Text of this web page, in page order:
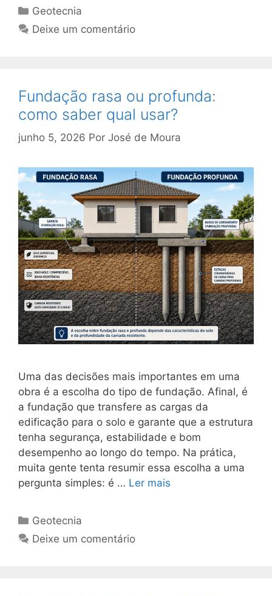
Geotecnia
Deixe um comentário
Fundação rasa ou profunda:
como saber qual usar?
junho 5, 2026 Por José de Moura
Uma das decisões mais importantes em uma
obra é a escolha do tipo de fundação. Afinal, é
a fundação que transfere as cargas da
edificação para o solo e garante que a estrutura
tenha segurança, estabilidade e bom
desempenho ao longo do tempo. Na prática,
muita gente tenta resumir essa escolha a uma
pergunta simples: é … Ler mais
Geotecnia
Deixe um comentário